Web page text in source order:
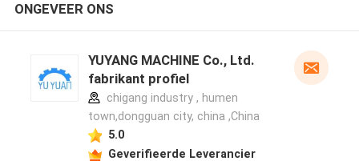
ONGEVEER ONS
YUYANG MACHINE Co., Ltd.
fabrikant profiel
chigang industry , humen
town,dongguan city, china ,China
5.0
Geverifieerde Leverancier